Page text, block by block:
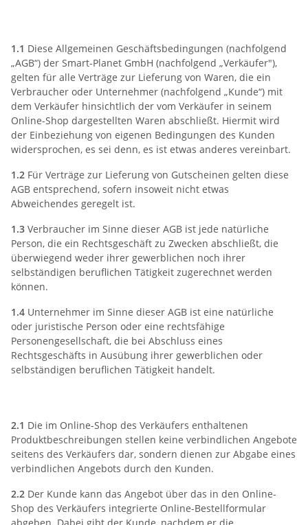
1.1 Diese Allgemeinen Geschäftsbedingungen (nachfolgend
„AGB“) der Smart-Planet GmbH (nachfolgend „Verkäufer"),
gelten für alle Verträge zur Lieferung von Waren, die ein
Verbraucher oder Unternehmer (nachfolgend „Kunde“) mit
dem Verkäufer hinsichtlich der vom Verkäufer in seinem
Online-Shop dargestellten Waren abschließt. Hiermit wird
der Einbeziehung von eigenen Bedingungen des Kunden
widersprochen, es sei denn, es ist etwas anderes vereinbart.
1.2 Für Verträge zur Lieferung von Gutscheinen gelten diese
AGB entsprechend, sofern insoweit nicht etwas
Abweichendes geregelt ist.
1.3 Verbraucher im Sinne dieser AGB ist jede natürliche
Person, die ein Rechtsgeschäft zu Zwecken abschließt, die
überwiegend weder ihrer gewerblichen noch ihrer
selbständigen beruflichen Tätigkeit zugerechnet werden
können.
1.4 Unternehmer im Sinne dieser AGB ist eine natürliche
oder juristische Person oder eine rechtsfähige
Personengesellschaft, die bei Abschluss eines
Rechtsgeschäfts in Ausübung ihrer gewerblichen oder
selbständigen beruflichen Tätigkeit handelt.
2.1 Die im Online-Shop des Verkäufers enthaltenen
Produktbeschreibungen stellen keine verbindlichen Angebote
seitens des Verkäufers dar, sondern dienen zur Abgabe eines
verbindlichen Angebots durch den Kunden.
2.2 Der Kunde kann das Angebot über das in den Online-
Shop des Verkäufers integrierte Online-Bestellformular